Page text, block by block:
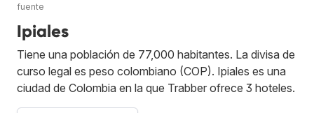
fuente
Ipiales
Tiene una población de 77,000 habitantes. La divisa de
curso legal es peso colombiano (COP). Ipiales es una
ciudad de Colombia en la que Trabber ofrece 3 hoteles.